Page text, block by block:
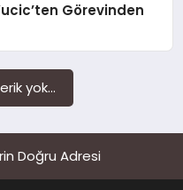
Görevinden
yok...
Doğru Adresi